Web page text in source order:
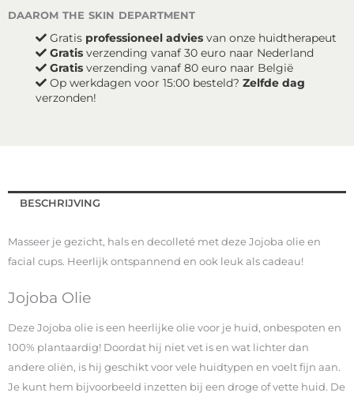
€33,90.€28,95.
daarom the skin department
Gratis professioneel advies van onze huidtherapeut
Gratis verzending vanaf 30 euro naar Nederland
Gratis verzending vanaf 80 euro naar België
Op werkdagen voor 15:00 besteld? Zelfde dag
verzonden!
BESCHRIJVING
Masseer je gezicht, hals en decolleté met deze Jojoba olie en
facial cups. Heerlijk ontspannend en ook leuk als cadeau!
Jojoba Olie
Deze Jojoba olie is een heerlijke olie voor je huid, onbespoten en
100% plantaardig! Doordat hij niet vet is en wat lichter dan
andere oliën, is hij geschikt voor vele huidtypen en voelt fijn aan.
Je kunt hem bijvoorbeeld inzetten bij een droge of vette huid. De